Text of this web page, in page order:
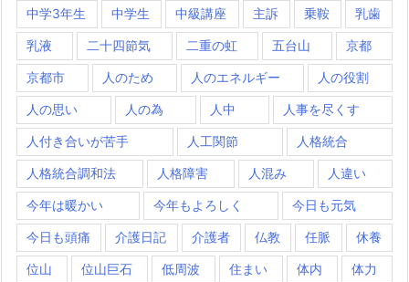
中学3年生 中学生 中級講座 主訴 乗鞍 乳歯
乳液 二十四節気 二重の虹 五台山 京都
京都市 人のため 人のエネルギー 人の役割
人の思い 人の為 人中 人事を尽くす
人付き合いが苦手 人工関節 人格統合
人格統合調和法 人格障害 人混み 人違い
今年は暖かい 今年もよろしく 今日も元気
今日も頭痛 介護日記 介護者 仏教 任脈 休養
位山 位山巨石 低周波 住まい 体内 体力